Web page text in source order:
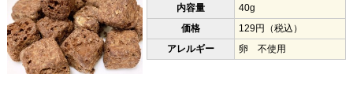
内容量
40g
価格
129円（税込）
アレルギー
卵 不使用